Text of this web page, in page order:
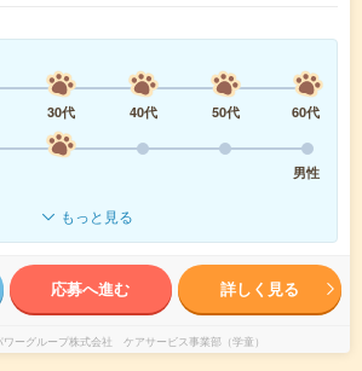
30代 40代 50代
60代
男性
もっと見る
応募へ進む 詳しく見る
ワーグループ株式会社 ケアサービス事業部（学童）